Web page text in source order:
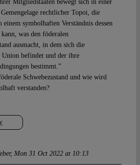
Mitgliedstaaten bewegt sich in einer
rechtlicher Topoi, die
symbolhaften Verständnis dessen
was den föderalen
ausmacht, in dem sich die
Union befindet und der ihre
bestimmt.”
Schwebezustand und wie wird
verstanden?
Mon 31 Oct 2022 at 10:13